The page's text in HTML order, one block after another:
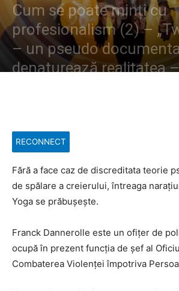
Cum se poate minți cu
profesionalism (2) –
– un pseudo
denaturează realitatea
RECONNECT
Fără a face caz de discreditata teorie
de spălare a creierului, întreaga
Yoga se prăbușește.
Franck Dannerolle este un ofițer de
ocupă în prezent funcția de șef al
Combaterea Violenței împotriva